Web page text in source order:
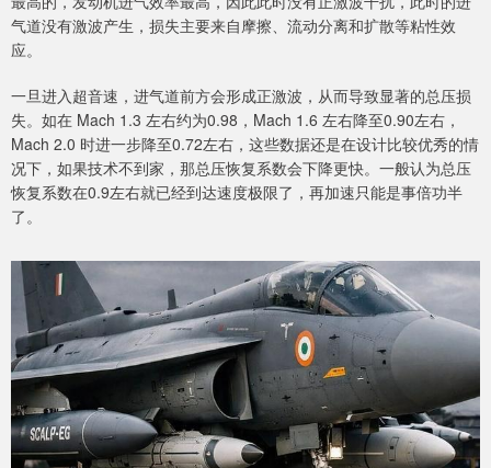
气道没有激波产生，损失主要来自摩擦、流动分离和扩散等粘性效
应。
一旦进入超音速，进气道前方会形成正激波，从而导致显著的总压损
失。如在 Mach 1.3 左右约为0.98，Mach 1.6 左右降至0.90左右，
Mach 2.0 时进一步降至0.72左右，这些数据还是在设计比较优秀的情
况下，如果技术不到家，那总压恢复系数会下降更快。一般认为总压
恢复系数在0.9左右就已经到达速度极限了，再加速只能是事倍功半
了。